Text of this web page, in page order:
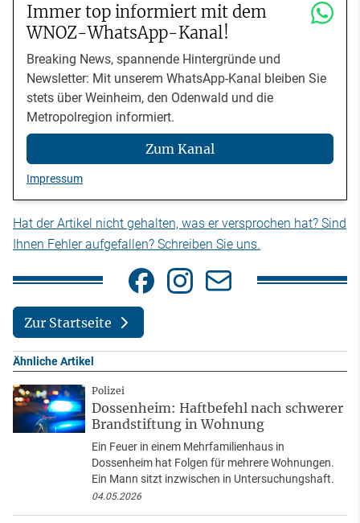
Immer top informiert mit dem
WNOZ-WhatsApp-Kanal!
Breaking News, spannende Hintergründe und
Newsletter: Mit unserem WhatsApp-Kanal bleiben Sie
stets über Weinheim, den Odenwald und die
Metropolregion informiert.
Zum Kanal
Impressum
Hat der Artikel nicht gehalten, was er versprochen hat? Sind
Ihnen Fehler aufgefallen? Schreiben Sie uns.
Zur Startseite
Ähnliche Artikel
Polizei
Dossenheim: Haftbefehl nach schwerer
Brandstiftung in Wohnung
Ein Feuer in einem Mehrfamilienhaus in
Dossenheim hat Folgen für mehrere Wohnungen.
Ein Mann sitzt inzwischen in Untersuchungshaft.
04.05.2026